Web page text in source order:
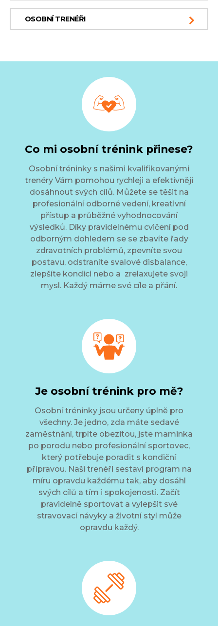
OSOBNÍ TRENÉŘI
Co mi osobní trénink přinese?
Osobní tréninky s našimi kvalifikovanými
trenéry Vám pomohou rychleji a efektivněji
dosáhnout svých cílů. Můžete se těšit na
profesionální odborné vedení, kreativní
přístup a průběžné vyhodnocování
výsledků. Díky pravidelnému cvičení pod
odborným dohledem se se zbavíte řady
zdravotních problémů, zpevníte svou
postavu, odstraníte svalové disbalance,
zlepšíte kondici nebo a zrelaxujete svoji
mysl. Každý máme své cíle a přání.
Je osobní trénink pro mě?
Osobní tréninky jsou určeny úplně pro
všechny. Je jedno, zda máte sedavé
zaměstnání, trpíte obezitou, jste maminka
po porodu nebo profesionální sportovec,
který potřebuje poradit s kondiční
přípravou. Naši trenéři sestaví program na
míru opravdu každému tak, aby dosáhl
svých cílů a tím i spokojenosti. Začít
pravidelně sportovat a vylepšit své
stravovací návyky a životní styl může
opravdu každý.